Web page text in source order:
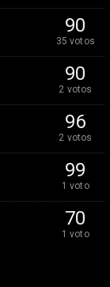
90
35 votos
90
2 votos
96
2 votos
99
1 voto
70
1 voto